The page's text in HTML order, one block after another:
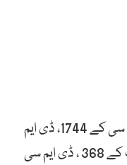
سید وسیم اختر نے لکھا ہے کہ کے ایم سی کے 1744، ڈی ایم
سی ساؤتھ کے606 ،ڈی ایم سی ایسٹ کے 368 ، ڈی ایم سی